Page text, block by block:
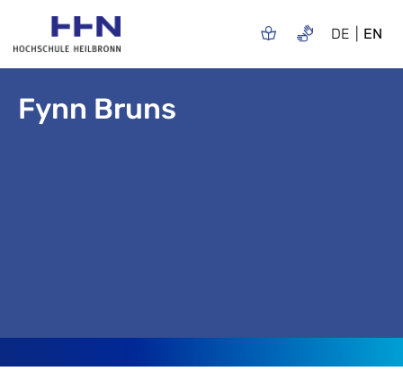
DE EN
Fynn Bruns